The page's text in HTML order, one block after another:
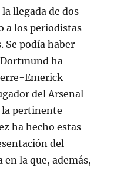
llegada de dos
a los periodistas
Se podía haber
ha
Emerick
del Arsenal
la pertinente
ha hecho estas
del
la que, además,